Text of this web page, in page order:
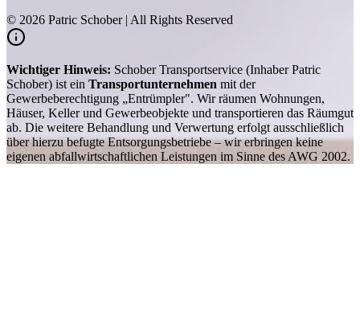
© 2026 Patric Schober | All Rights Reserved
Wichtiger Hinweis: Schober Transportservice (Inhaber Patric
Schober) ist ein Transportunternehmen mit der
Gewerbeberechtigung „Entrümpler". Wir räumen Wohnungen,
Häuser, Keller und Gewerbeobjekte und transportieren das Räumgut
ab. Die weitere Behandlung und Verwertung erfolgt ausschließlich
über hierzu befugte Entsorgungsbetriebe – wir erbringen keine
eigenen abfallwirtschaftlichen Leistungen im Sinne des AWG 2002.